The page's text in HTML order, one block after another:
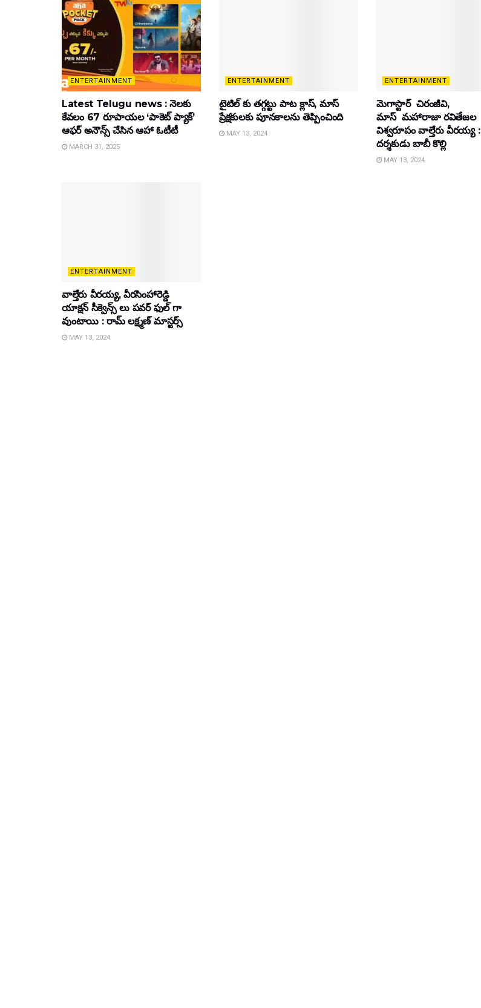
ENTERTAINMENT
Latest Telugu news : నెలకు
కేవలం 67 రూపాయల ‘పాకెట్ ప్యాక్’
ఆఫర్ అనౌన్స్ చేసిన ఆహా ఓటీటీ
MARCH 31, 2025
ENTERTAINMENT
టైటిల్‌ కు తగ్గట్టు పాట క్లాస్, మాస్
ప్రేక్షకులకు పూనకాలను తెప్పించింది
MAY 13, 2024
ENTERTAINMENT
మెగాస్టార్ చిరంజీవి,
మాస్ మహారాజా రవితేజల
విశ్వరూపం వాల్తేరు వీరయ్య :
దర్శకుడు బాబీ కొల్లి
MAY 13, 2024
ENTERTAINMENT
వాల్తేరు వీరయ్య, వీరసింహారెడ్డి
యాక్షన్ సీక్వెన్స్ లు పవర్ ఫుల్ గా
వుంటాయి : రామ్ లక్ష్మణ్ మాస్టర్స్
MAY 13, 2024